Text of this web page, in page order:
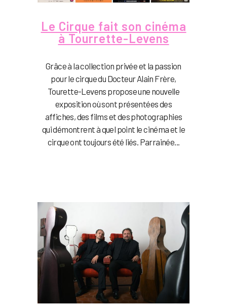
Le Cirque fait son cinéma
à Tourrette-Levens
Grâce à la collection privée et la passion
pour le cirque du Docteur Alain Frère,
Tourette-Levens propose une nouvelle
exposition où sont présentées des
affiches, des films et des photographies
qui démontrent à quel point le cinéma et le
cirque ont toujours été liés. Parrainée...